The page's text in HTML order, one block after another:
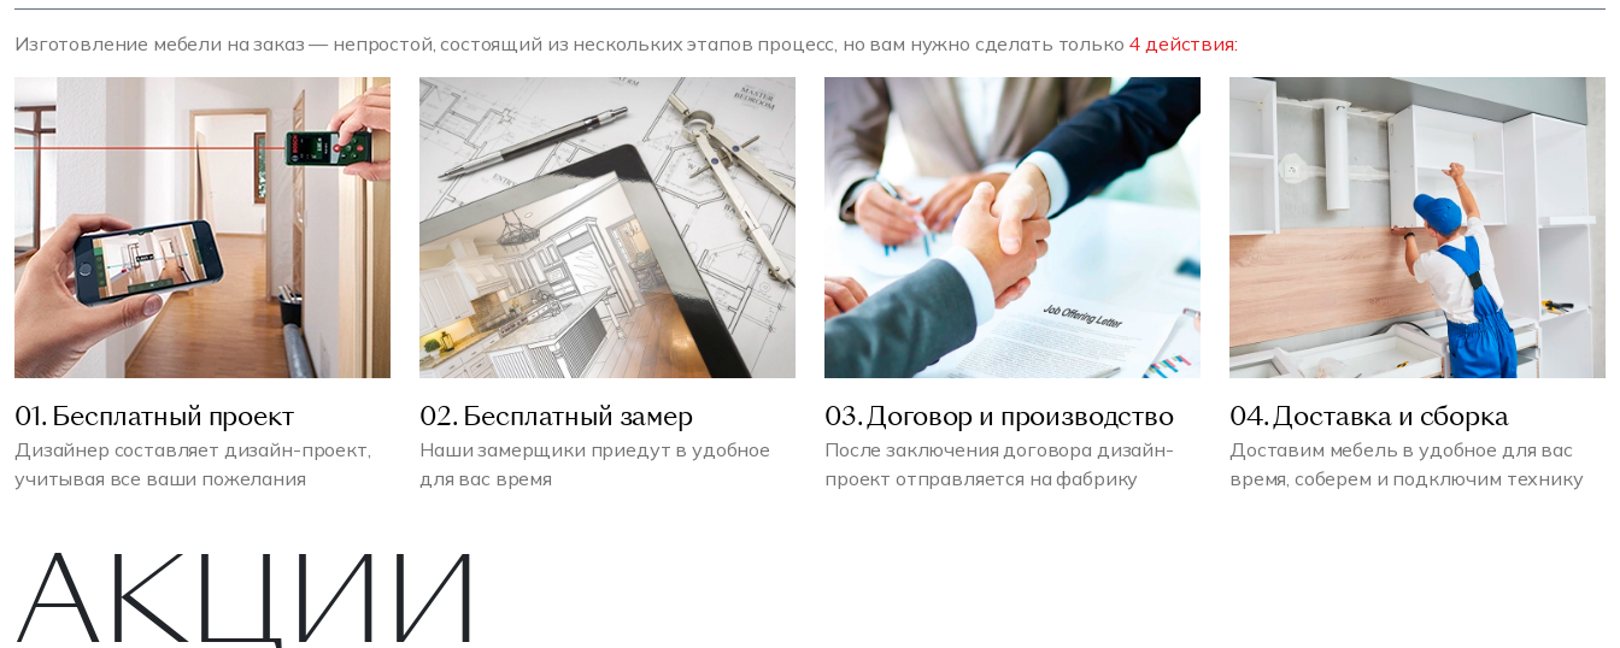
Изготовление мебели на заказ — непростой, состоящий из нескольких этапов процесс, но вам нужно сделать только 4 действия:
01. Бесплатный проект
Дизайнер составляет дизайн-проект,
учитывая все ваши пожелания
02. Бесплатный замер
Наши замерщики приедут в удобное
для вас время
03. Договор и производство
После заключения договора дизайн-
проект отправляется на фабрику
04. Доставка и сборка
Доставим мебель в удобное для вас
время, соберем и подключим технику
АКЦИИ